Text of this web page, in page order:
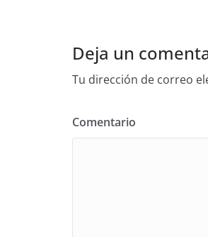
Deja un
Tu dirección de correo
Comentario